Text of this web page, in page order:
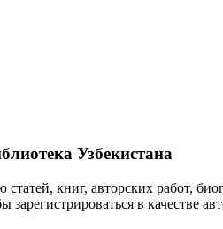
Узбекистана
книг, авторских работ,
зарегистрироваться в качестве